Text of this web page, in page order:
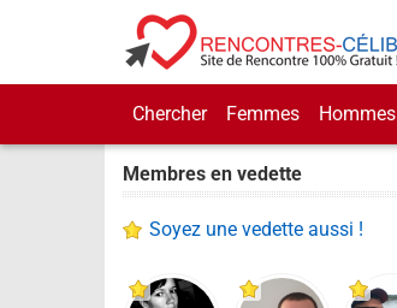
Chercher Femmes Hommes
Membres en vedette
Soyez une vedette aussi !